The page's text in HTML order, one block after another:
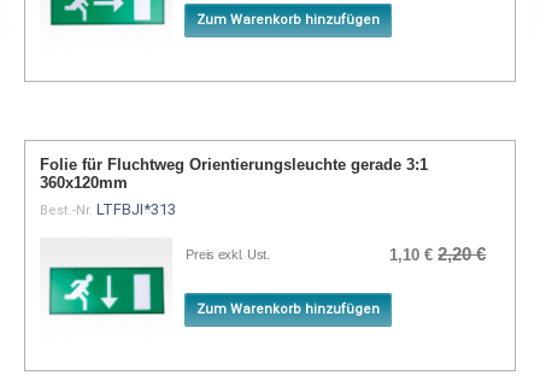
Zum Warenkorb hinzufügen
Folie für Fluchtweg Orientierungsleuchte gerade 3:1
360x120mm
Best.-Nr. LTFBJI*313
Preis exkl. Ust. 1,10 € 2,20 €
Zum Warenkorb hinzufügen